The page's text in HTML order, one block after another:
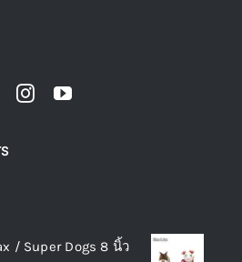
/ Super Dogs 8 นิ้ว